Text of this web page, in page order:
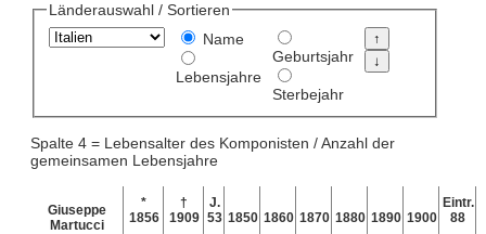
Länderauswahl / Sortieren
Name
Lebensjahre
Geburtsjahr
Sterbejahr
Spalte 4 = Lebensalter des Komponisten / Anzahl der
gemeinsamen Lebensjahre
Giuseppe
Martucci
*
1856
†
1909
J.
53 1850 1860 1870 1880 1890 1900
Eintr.
88